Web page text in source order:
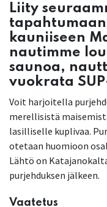
Liity
kauniiseen
nautimme
saunoa,
vuokrata
Voit harjoitella
merellisistä
lasilliselle kuplivaa.
otetaan huomioon
Lähtö on
purjehduksen jälkeen.
Vaatetus